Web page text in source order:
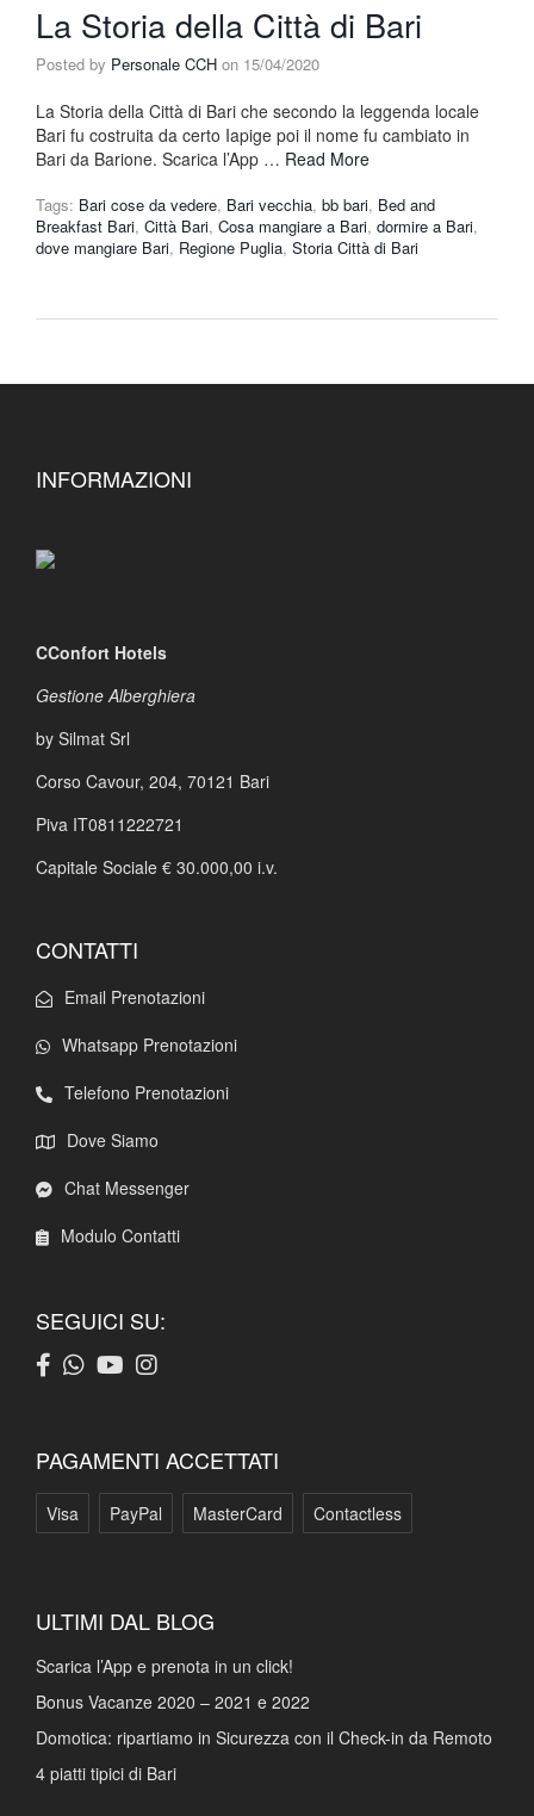
La Storia della Città di Bari
Posted by Personale CCH on 15/04/2020
La Storia della Città di Bari che secondo la leggenda locale
Bari fu costruita da certo Iapige poi il nome fu cambiato in
Bari da Barione. Scarica l’App … Read More
Tags: Bari cose da vedere, Bari vecchia, bb bari, Bed and
Breakfast Bari, Città Bari, Cosa mangiare a Bari, dormire a Bari,
dove mangiare Bari, Regione Puglia, Storia Città di Bari
INFORMAZIONI
CConfort Hotels
Gestione Alberghiera
by Silmat Srl
Corso Cavour, 204, 70121 Bari
Piva IT0811222721
Capitale Sociale € 30.000,00 i.v.
CONTATTI
Email Prenotazioni
Whatsapp Prenotazioni
Telefono Prenotazioni
Dove Siamo
Chat Messenger
Modulo Contatti
SEGUICI SU:
PAGAMENTI ACCETTATI
Visa PayPal MasterCard Contactless
ULTIMI DAL BLOG
Scarica l’App e prenota in un click!
Bonus Vacanze 2020 – 2021 e 2022
Domotica: ripartiamo in Sicurezza con il Check-in da Remoto
4 piatti tipici di Bari